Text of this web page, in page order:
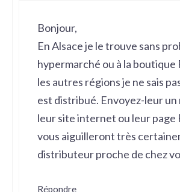
Bonjour,
En Alsace je le trouve sans
hypermarché ou à la boutique
les autres régions je ne sais
est distribué. Envoyez-leur un
leur site internet ou leur page
vous aiguilleront très
distributeur proche de chez
Répondre